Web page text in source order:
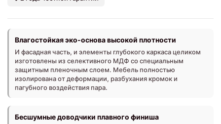
Влагостойкая эко-основа высокой плотности
И фасадная часть, и элементы глубокого каркаса целиком
изготовлены из селективного МДФ со специальным
защитным пленочным слоем. Мебель полностью
изолирована от деформации, разбухания кромок и
пагубного воздействия пара.
Бесшумные доводчики плавного финиша